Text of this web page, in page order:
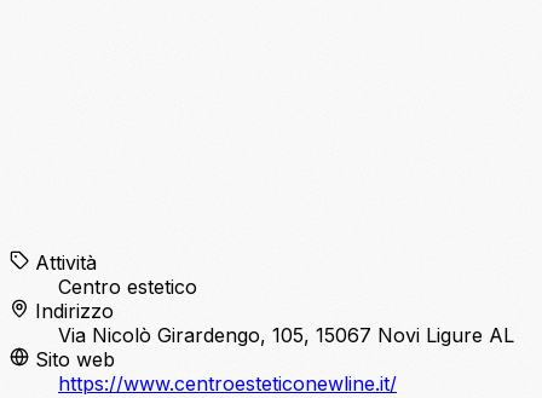
Attività
Centro estetico
Indirizzo
Via Nicolò Girardengo, 105, 15067 Novi Ligure AL
Sito web
https://www.centroesteticonewline.it/